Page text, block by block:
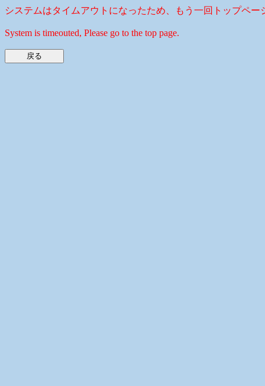
システムはタイムアウトになったため、もう一回トップペー
System is timeouted, Please go to the top page.